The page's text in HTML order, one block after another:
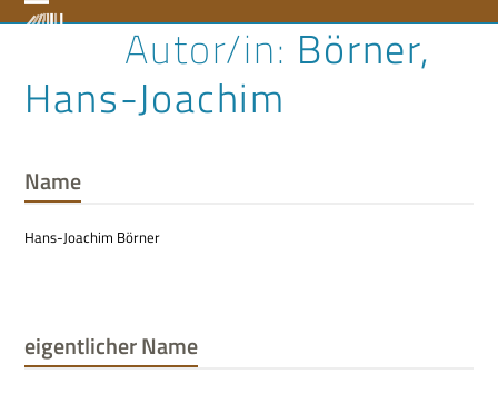
to Open
menu
Close
menu
Börner,
Hans-Joachim
Name
Hans-Joachim Börner
eigentlicher Name